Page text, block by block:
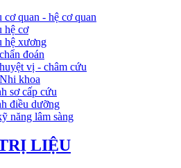
cơ quan - hệ cơ quan
hệ cơ
hệ xương
đoán
vị - châm cứu
khoa
sơ cấp cứu
điều dưỡng
năng lâm sàng
LIỆU